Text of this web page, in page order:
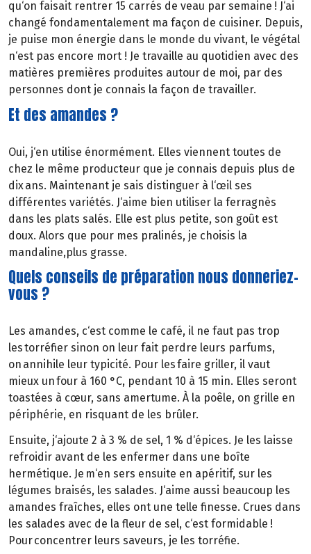
qu‘on faisait rentrer 15 carrés de veau par semaine ! J‘ai
changé fondamentalement ma façon de cuisiner. Depuis,
je puise mon énergie dans le monde du vivant, le végétal
n‘est pas encore mort ! Je travaille au quotidien avec des
matières premières produites autour de moi, par des
personnes dont je connais la façon de travailler.
Et des amandes ?
Oui, j‘en utilise énormément. Elles viennent toutes de
chez le même producteur que je connais depuis plus de
dix ans. Maintenant je sais distinguer à l‘œil ses
différentes variétés. J‘aime bien utiliser la ferragnès
dans les plats salés. Elle est plus petite, son goût est
doux. Alors que pour mes pralinés, je choisis la
mandaline,plus grasse.
Quels conseils de préparation nous donneriez-
vous ?
Les amandes, c‘est comme le café, il ne faut pas trop
les torréfier sinon on leur fait perdre leurs parfums,
on annihile leur typicité. Pour les faire griller, il vaut
mieux un four à 160 °C, pendant 10 à 15 min. Elles seront
toastées à cœur, sans amertume. À la poêle, on grille en
périphérie, en risquant de les brûler.
Ensuite, j‘ajoute 2 à 3 % de sel, 1 % d‘épices. Je les laisse
refroidir avant de les enfermer dans une boîte
hermétique. Je m‘en sers ensuite en apéritif, sur les
légumes braisés, les salades. J‘aime aussi beaucoup les
amandes fraîches, elles ont une telle finesse. Crues dans
les salades avec de la fleur de sel, c‘est formidable !
Pour concentrer leurs saveurs, je les torréfie.